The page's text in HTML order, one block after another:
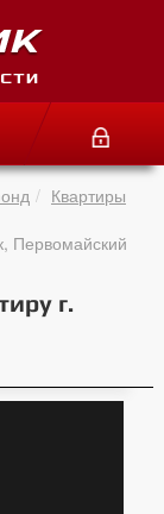
Квартиры
Первомайский
г.